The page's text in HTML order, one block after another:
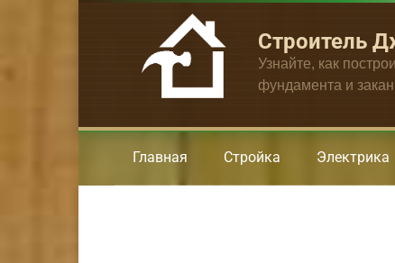
Строитель
Узнайте, как
фундамента и
Главная Стройка Электрика